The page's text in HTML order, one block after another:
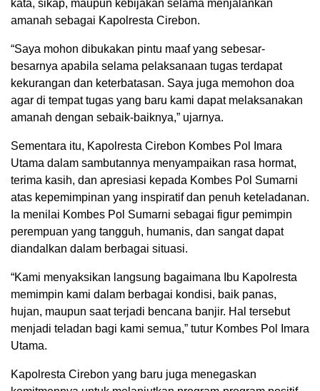
kata, sikap, maupun kebijakan selama menjalankan
amanah sebagai Kapolresta Cirebon.
“Saya mohon dibukakan pintu maaf yang sebesar-
besarnya apabila selama pelaksanaan tugas terdapat
kekurangan dan keterbatasan. Saya juga memohon doa
agar di tempat tugas yang baru kami dapat melaksanakan
amanah dengan sebaik-baiknya,” ujarnya.
Sementara itu, Kapolresta Cirebon Kombes Pol Imara
Utama dalam sambutannya menyampaikan rasa hormat,
terima kasih, dan apresiasi kepada Kombes Pol Sumarni
atas kepemimpinan yang inspiratif dan penuh keteladanan.
Ia menilai Kombes Pol Sumarni sebagai figur pemimpin
perempuan yang tangguh, humanis, dan sangat dapat
diandalkan dalam berbagai situasi.
“Kami menyaksikan langsung bagaimana Ibu Kapolresta
memimpin kami dalam berbagai kondisi, baik panas,
hujan, maupun saat terjadi bencana banjir. Hal tersebut
menjadi teladan bagi kami semua,” tutur Kombes Pol Imara
Utama.
Kapolresta Cirebon yang baru juga menegaskan